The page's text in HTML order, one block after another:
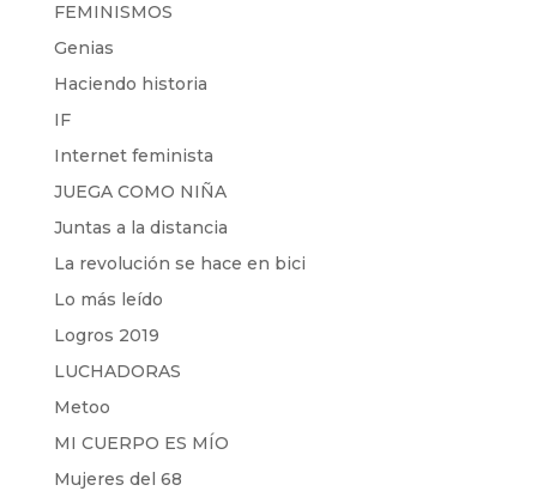
FEMINISMOS
Genias
Haciendo historia
IF
Internet feminista
JUEGA COMO NIÑA
Juntas a la distancia
La revolución se hace en bici
Lo más leído
Logros 2019
LUCHADORAS
Metoo
MI CUERPO ES MÍO
Mujeres del 68